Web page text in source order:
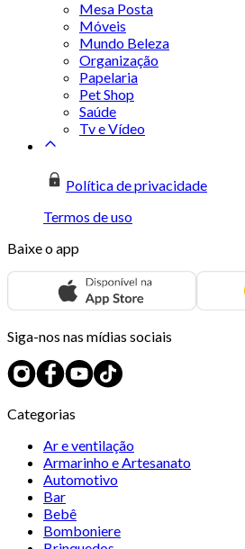
Mesa Posta
Móveis
Mundo Beleza
Organização
Papelaria
Pet Shop
Saúde
Tv e Vídeo
Política de privacidade
Termos de uso
Baixe o app
Siga-nos nas mídias sociais
Categorias
Ar e ventilação
Armarinho e Artesanato
Automotivo
Bar
Bebê
Bomboniere